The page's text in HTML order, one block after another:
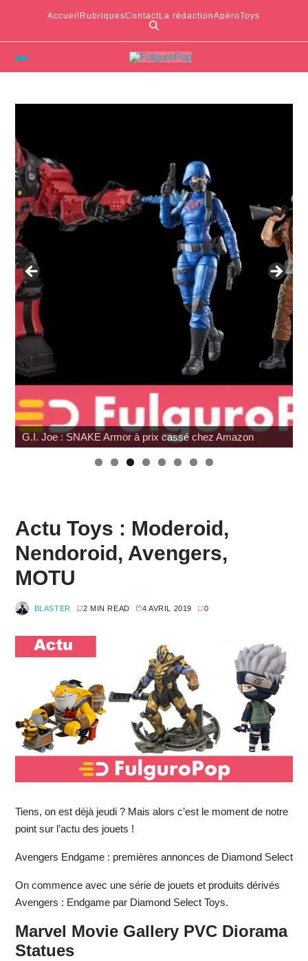
Accueil RubriquesContactLa rédactionApéroToys
Review Mafex Terminator 2 : T-800 & John Connor
Actu Toys : Moderoid,
Nendoroid, Avengers,
MOTU
BLASTER 2 MIN READ 4 AVRIL 2019 0
Tiens, on est déjà jeudi ? Mais alors c’est le moment de notre
point sur l’actu des jouets !
Avengers Endgame : premières annonces de Diamond Select
On commence avec une série de jouets et produits dérivés
Avengers : Endgame par Diamond Select Toys.
Marvel Movie Gallery PVC Diorama
Statues